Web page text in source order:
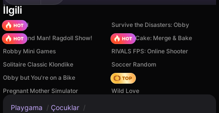
İlgili
TB World
Survive the Disasters: Obby
Playground Man! Ragdoll Show!
Piece of Cake: Merge & Bake
Robby Mini Games
RIVALS FPS: Online Shooter
Solitaire Classic Klondike
Soccer Random
Obby but You're on a Bike
Hedgies
Pregnant Mother Simulator
Wild Love
Playgama / Çocuklar /